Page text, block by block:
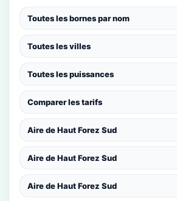
Toutes les bornes par nom
Toutes les villes
Toutes les puissances
Comparer les tarifs
Aire de Haut Forez Sud
Aire de Haut Forez Sud
Aire de Haut Forez Sud